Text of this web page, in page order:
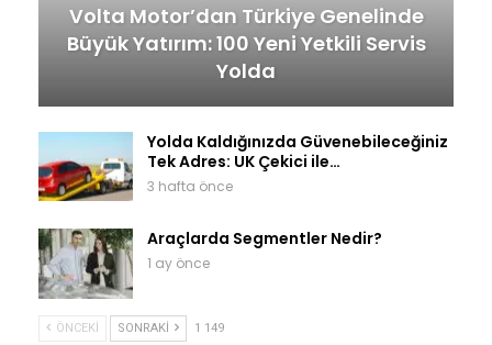
Volta Motor’dan Türkiye Genelinde
Büyük Yatırım: 100 Yeni Yetkili Servis
Yolda
Yolda Kaldığınızda Güvenebileceğiniz
Tek Adres: UK Çekici ile…
3 hafta önce
Araçlarda Segmentler Nedir?
1 ay önce
ÖNCEKI SONRAKI 1 149